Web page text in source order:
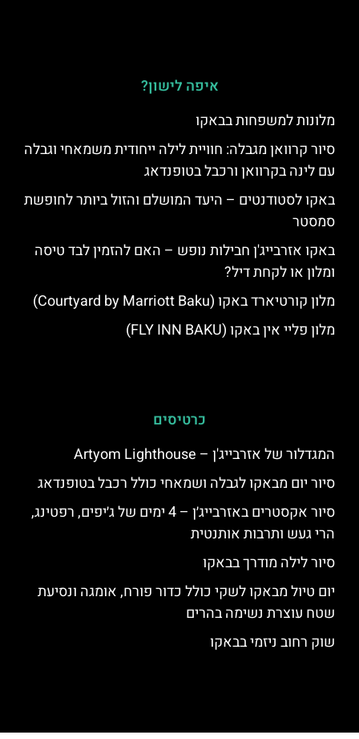
איפה לישון?
מלונות למשפחות בבאקו
סיור קרוואן מגבלה: חוויית לילה ייחודית משמאחי וגבלה
עם לינה בקרוואן ורכבל בטופנדאג
באקו לסטודנטים – היעד המושלם והזול ביותר לחופשת
סמסטר
באקו אזרבייג'ן חבילות נופש – האם להזמין לבד טיסה
ומלון או לקחת דיל?
מלון קורטיארד באקו (Courtyard by Marriott Baku)
מלון פליי אין באקו (FLY INN BAKU)
כרטיסים
המגדלור של אזרבייג'ן – Artyom Lighthouse
סיור יום מבאקו לגבלה ושמאחי כולל רכבל בטופנדאג
סיור אקסטרים באזרבייג׳ן – 4 ימים של ג׳יפים, רפטינג,
הרי געש ותרבות אותנטית
סיור לילה מודרך בבאקו
יום טיול מבאקו לשקי כולל כדור פורח, אומגה ונסיעת
שטח עוצרת נשימה בהרים
שוק רחוב ניזמי בבאקו